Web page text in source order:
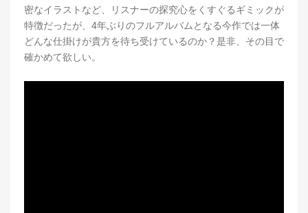
密なイラストなど、リスナーの探究心をくすぐるギミックが
特徴だったが、4年ぶりのフルアルバムとなる今作では一体
どんな仕掛けが貴方を待ち受けているのか？是非、その目で
確かめて欲しい。